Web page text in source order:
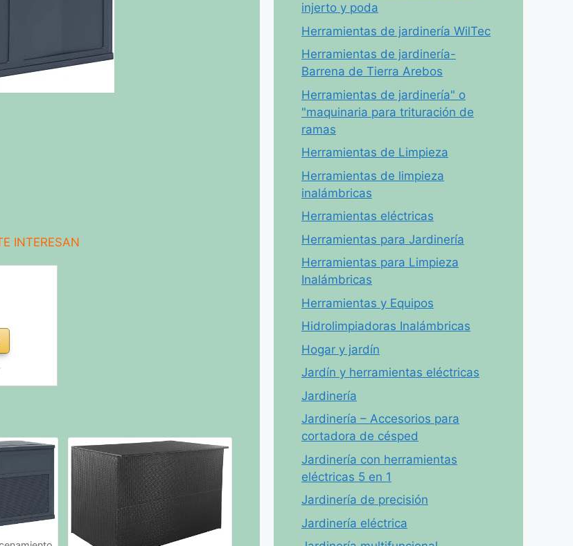
INTERESAN
injerto y poda
Herramientas de jardinería WilTec
Herramientas de jardinería-
Barrena de Tierra Arebos
Herramientas de jardinería" o
"maquinaria para trituración de
ramas
Herramientas de Limpieza
Herramientas de limpieza
inalámbricas
Herramientas eléctricas
Herramientas para Jardinería
Herramientas para Limpieza
Inalámbricas
Herramientas y Equipos
Hidrolimpiadoras Inalámbricas
Hogar y jardín
Jardín y herramientas eléctricas
Jardinería
Jardinería – Accesorios para
cortadora de césped
Jardinería con herramientas
eléctricas 5 en 1
Jardinería de precisión
Jardinería eléctrica